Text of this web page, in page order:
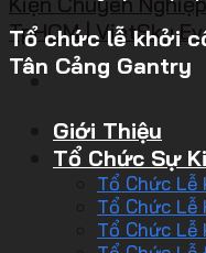
Giới Thiệu
Tổ Chức Sự
Tổ Chức Lễ
Tổ Chức Lễ
Tổ Chức Lễ
Tổ chức lễ khởi
Tân Cảng Gantry